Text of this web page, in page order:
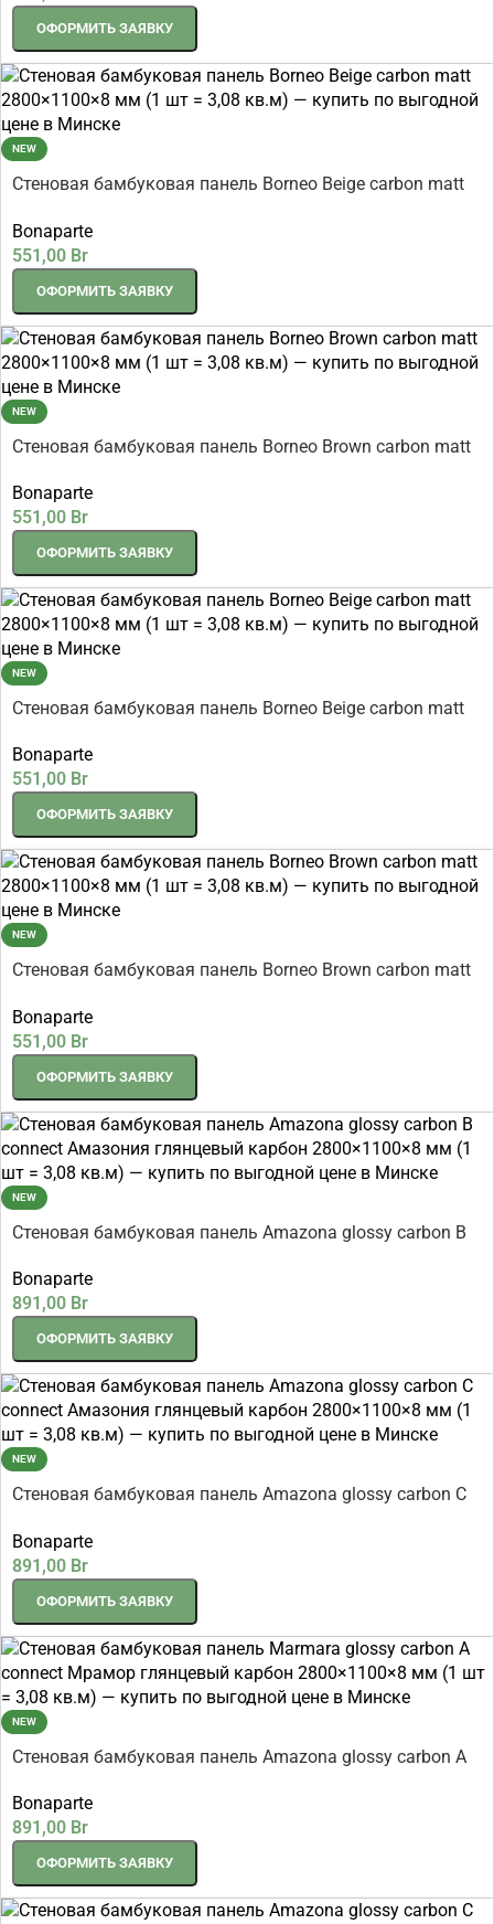
ОФОРМИТЬ ЗАЯВКУ
NEW
Стеновая бамбуковая панель Borneo Beige carbon matt
Bonaparte
551,00 Br
ОФОРМИТЬ ЗАЯВКУ
NEW
Стеновая бамбуковая панель Borneo Brown carbon matt
Bonaparte
551,00 Br
ОФОРМИТЬ ЗАЯВКУ
NEW
Стеновая бамбуковая панель Borneo Beige carbon matt
Bonaparte
551,00 Br
ОФОРМИТЬ ЗАЯВКУ
NEW
Стеновая бамбуковая панель Borneo Brown carbon matt
Bonaparte
551,00 Br
ОФОРМИТЬ ЗАЯВКУ
NEW
Стеновая бамбуковая панель Amazona glossy carbon B
(1 шт = 3,08 кв.м)
Bonaparte
891,00 Br
ОФОРМИТЬ ЗАЯВКУ
NEW
Стеновая бамбуковая панель Amazona glossy carbon C
(1 шт = 3,08 кв.м)
Bonaparte
891,00 Br
ОФОРМИТЬ ЗАЯВКУ
NEW
Стеновая бамбуковая панель Amazona glossy carbon A
(1 шт = 3,08 кв.м)
Bonaparte
891,00 Br
ОФОРМИТЬ ЗАЯВКУ